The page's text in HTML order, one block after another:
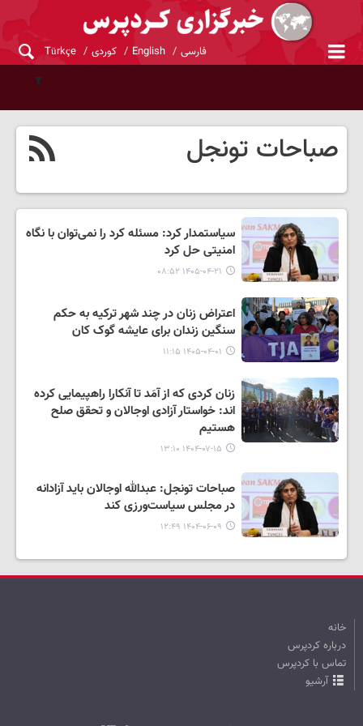
فارسی English کوردی Türkçe
صباحات تونجل
سیاستمدار کرد: مسئله کرد را نمی‌توان با نگاه
امنیتی حل کرد
۱۴۰۵-۰۴-۲۱ ۰۸:۵۲
اعتراض زنان در چند شهر ترکیه به حکم
سنگین زندان برای عایشه گوک کان
۱۴۰۵-۰۴-۰۱ ۱۱:۱۵
زنان کردی که از آمَد تا آنکارا راهپیمایی کرده
اند: خواستار آزادی اوجالان و تحقق صلح
هستیم
۱۴۰۴-۰۷-۱۵ ۱۳:۱۰
صباحات تونجل: عبدالله اوجالان باید آزادانه
در مجلس سیاست‌ورزی کند
۱۴۰۴-۰۶-۰۹ ۱۲:۴۹
خانه
درباره کردپرس
تماس با کردپرس
آرشیو